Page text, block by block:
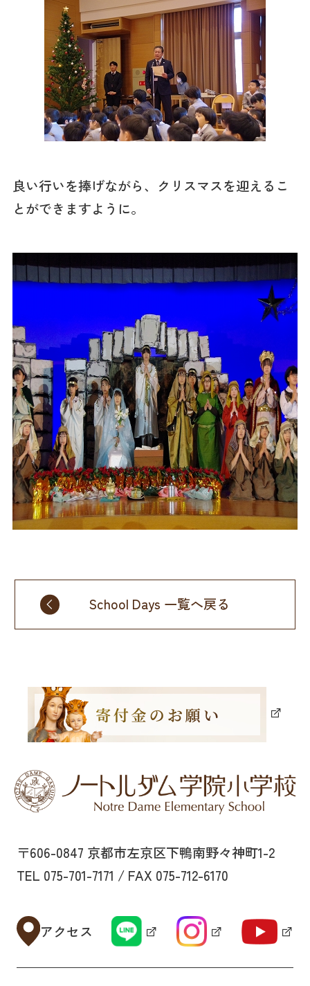
良い行いを捧げながら、クリスマスを迎えるこ
とができますように。
School Days 一覧へ戻る
〒606-0847 京都市左京区下鴨南野々神町1-2
TEL 075-701-7171 / FAX 075-712-6170
アクセス